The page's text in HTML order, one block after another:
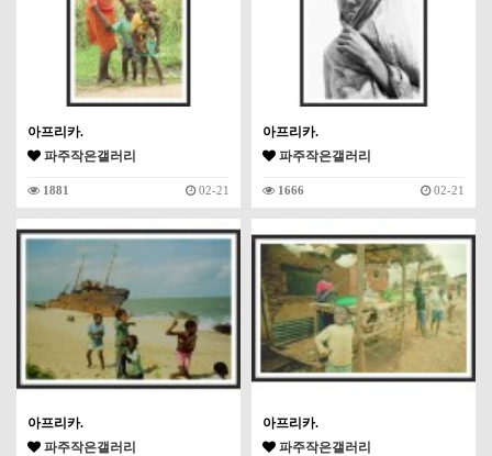
아프리카.
파주작은갤러리
1881 02-21
아프리카.
파주작은갤러리
1666 02-21
아프리카.
파주작은갤러리
아프리카.
파주작은갤러리